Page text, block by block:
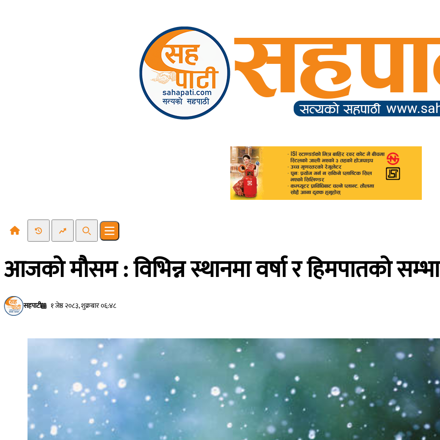
Recent NewsTrending News
SearchOpen main menu
आजको मौसम : विभिन्न स्थानमा वर्षा र हिमपातको
सहपाटी १ जेष्ठ २०८३, शुक्रबार ०६:४८